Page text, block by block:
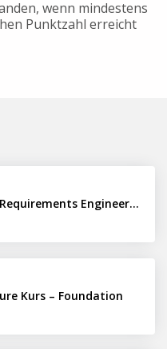
wenn mindestens
Punktzahl erreicht
Künstliche Intelligenz (KI) im Requirements Engineering erfolgreich einsetzen
Kurs – Foundation